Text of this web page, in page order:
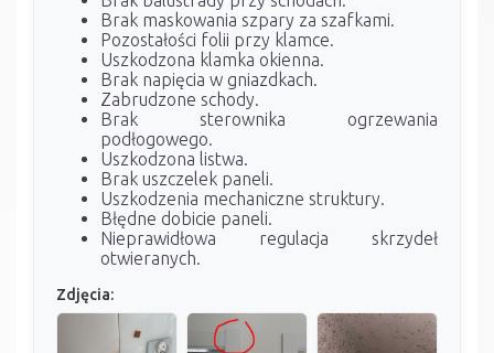
Brak maskowania szpary za szafkami.
Pozostałości folii przy klamce.
Uszkodzona klamka okienna.
Brak napięcia w gniazdkach.
Zabrudzone schody.
Brak sterownika ogrzewania
podłogowego.
Uszkodzona listwa.
Brak uszczelek paneli.
Uszkodzenia mechaniczne struktury.
Błędne dobicie paneli.
Nieprawidłowa regulacja skrzydeł
otwieranych.
Zdjęcia: